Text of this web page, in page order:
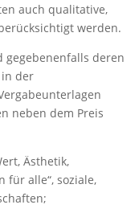
auch qualitative,
werden.
gegebenenfalls deren
der
neben dem Preis
Ästhetik,
für alle“, soziale,